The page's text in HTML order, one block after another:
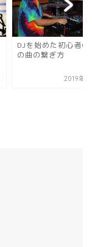
DJを始めた初心者の
の曲の繋ぎ方
2019年2